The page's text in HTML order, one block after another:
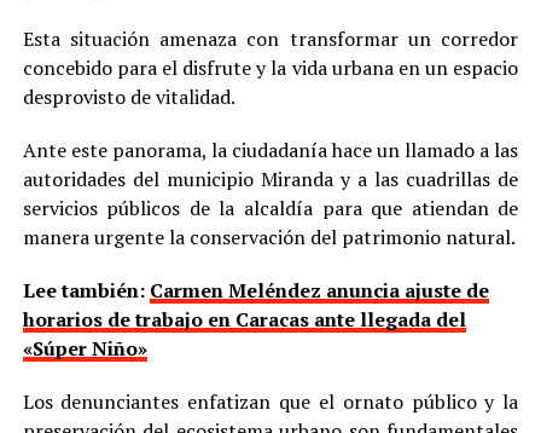
Esta situación amenaza con transformar un corredor
concebido para el disfrute y la vida urbana en un espacio
desprovisto de vitalidad.
Ante este panorama, la ciudadanía hace un llamado a las
autoridades del municipio Miranda y a las cuadrillas de
servicios públicos de la alcaldía para que atiendan de
manera urgente la conservación del patrimonio natural.
Lee también: Carmen Meléndez anuncia ajuste de
horarios de trabajo en Caracas ante llegada del
«Súper Niño»
Los denunciantes enfatizan que el ornato público y la